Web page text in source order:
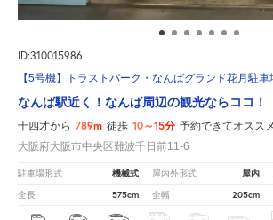
ID:310015986
【5号機】トラストパーク・なんばグランド花月駐車
なんば駅近く！なんば周辺の観光ならココ！
十四才から 789m 徒歩 10～15分 予約できてオスス
大阪府大阪市中央区難波千日前11-6
駐車場形式 機械式 屋内外形式 屋内
全長 575cm 全幅 205cm